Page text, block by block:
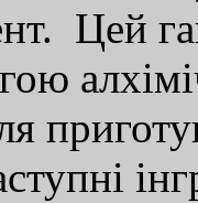
Цей